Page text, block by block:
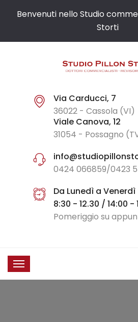
Benvenuti nello Studio
Storti
Via Carducci, 7
36022 - Cassola (VI)
Viale Canova, 12
31054 - Possagno
0424 066859/0423
Da Lunedì a Venerdì
8:30 - 12.30 / 14:00 -
Pomeriggio su